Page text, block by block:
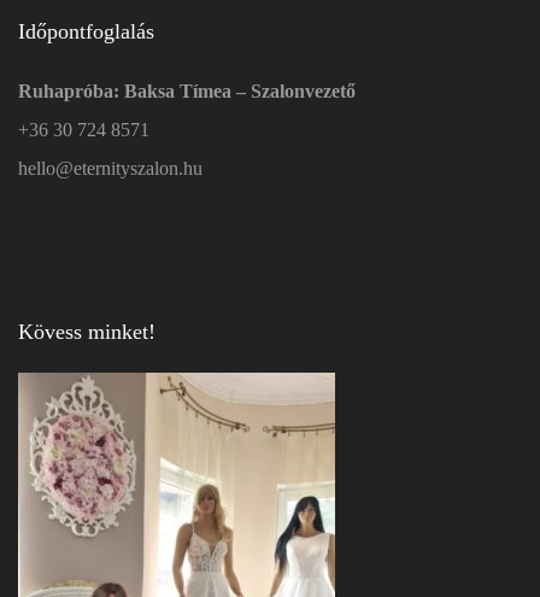
Időpontfoglalás
Ruhapróba: Baksa Tímea – Szalonvezető
+36 30 724 8571
hello@eternityszalon.hu
Kövess minket!